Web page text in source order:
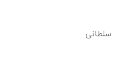
سلطانی